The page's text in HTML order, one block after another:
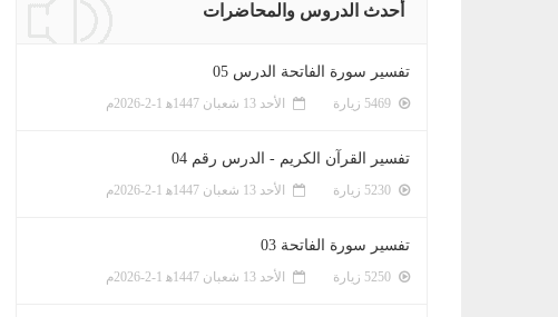
أحدث الدروس والمحاضرات
تفسير سورة الفاتحة الدرس 05
الأحد 13 شعبان 1447ﻫ 1-2-2026م
تفسير القرآن الكريم - الدرس رقم 04
الأحد 13 شعبان 1447ﻫ 1-2-2026م
تفسير سورة الفاتحة 03
الأحد 13 شعبان 1447ﻫ 1-2-2026م